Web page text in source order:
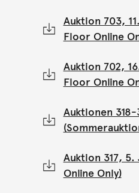
Auktion 703,
Floor Online
Auktion 702,
Floor Online
Auktionen
Auktion 317,
Online Only)